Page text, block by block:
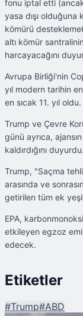
fonu iptal etti
yasa dışı olduğuna
kömürü
altı kömür
harcayacağını
Avrupa Birliği'nin
yıl modern tarihin
en sıcak 11. yıl oldu.
Trump ve Çevre
günü ayrıca,
kaldırdığını duyurdu.
Trump, "Saçma
arasında ve
getirilen tüm ek
EPA,
etkileyen egzoz
edecek.
Etiketler
#Trump#ABD